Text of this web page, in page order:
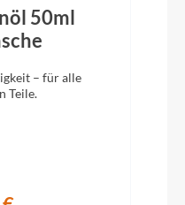
50ml
– für alle
Teile.